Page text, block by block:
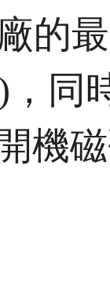
的
，同
機